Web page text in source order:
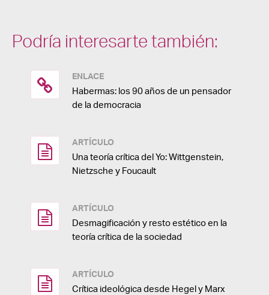
Podría interesarte también:
ENLACE
Habermas: los 90 años de un pensador
de la democracia
ARTÍCULO
Una teoría crítica del Yo: Wittgenstein,
Nietzsche y Foucault
ARTÍCULO
Desmagificación y resto estético en la
teoría crítica de la sociedad
ARTÍCULO
Crítica ideológica desde Hegel y Marx